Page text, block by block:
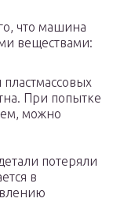
что машина
веществами:
При попытке
можно
потеряли
в